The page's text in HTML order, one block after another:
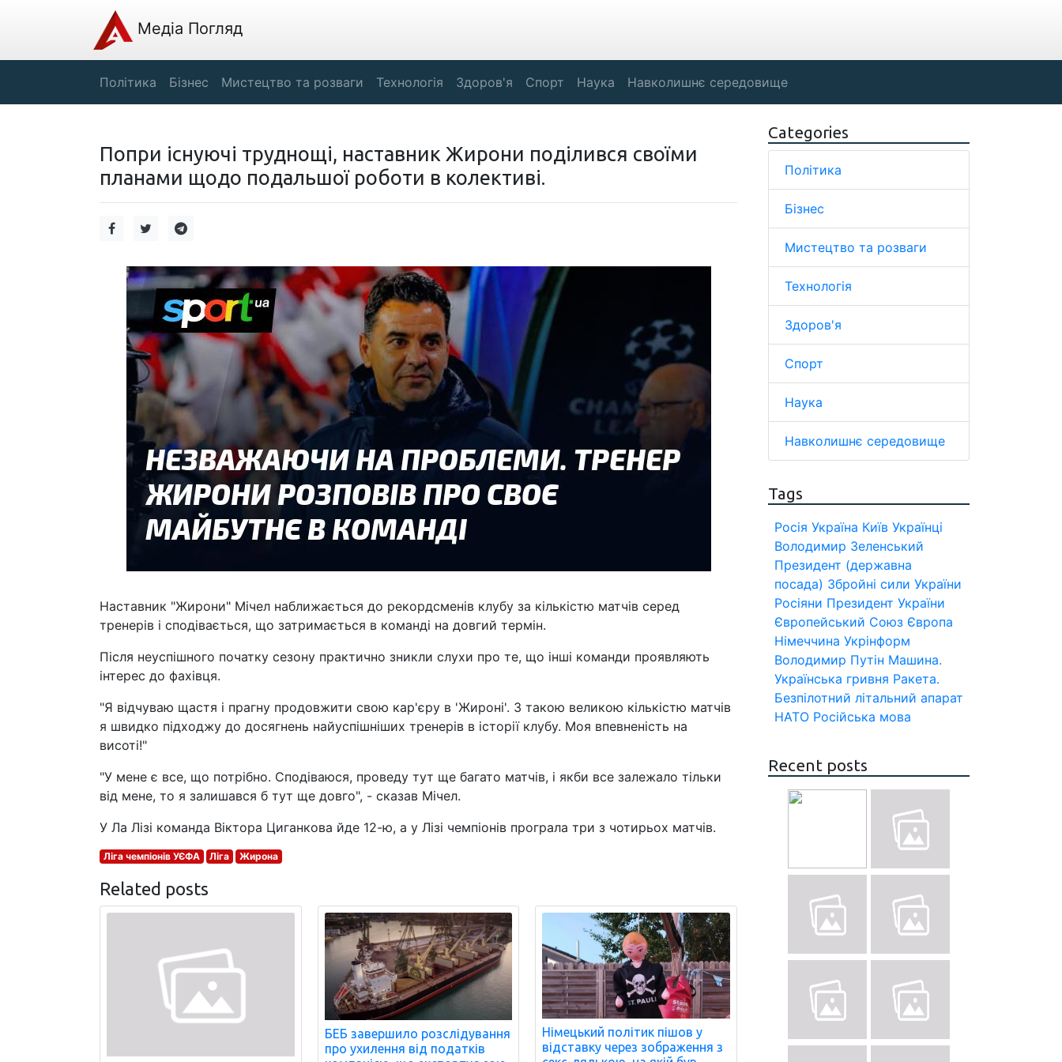
Медіа Погляд
Політика Бізнес Мистецтво та розваги Технологія Здоров'я Спорт Наука Навколишнє середовище
Попри існуючі труднощі, наставник Жирони поділився своїми
планами щодо подальшої роботи в колективі.
Наставник "Жирони" Мічел наближається до рекордсменів клубу за кількістю матчів серед
тренерів і сподівається, що затримається в команді на довгий термін.
Після неуспішного початку сезону практично зникли слухи про те, що інші команди проявляють
інтерес до фахівця.
"Я відчуваю щастя і прагну продовжити свою кар'єру в 'Жироні'. З такою великою кількістю матчів
я швидко підходжу до досягнень найуспішніших тренерів в історії клубу. Моя впевненість на
висоті!"
"У мене є все, що потрібно. Сподіваюся, проведу тут ще багато матчів, і якби все залежало тільки
від мене, то я залишався б тут ще довго", - сказав Мічел.
У Ла Лізі команда Віктора Циганкова йде 12-ю, а у Лізі чемпіонів програла три з чотирьох матчів.
Ліга чемпіонів УЄФА Ліга Жирона
Related posts
БЕБ завершило розслідування
про ухилення від податків
Німецький політик пішов у
відставку через зображення з
Categories
Політика
Бізнес
Мистецтво та розваги
Технологія
Здоров'я
Спорт
Наука
Навколишнє середовище
Tags
Росія Україна Київ Українці
Володимир Зеленський
Президент (державна
посада) Збройні сили України
Росіяни Президент України
Європейський Союз Європа
Німеччина Укрінформ
Володимир Путін Машина.
Українська гривня Ракета.
Безпілотний літальний апарат
НАТО Російська мова
Recent posts